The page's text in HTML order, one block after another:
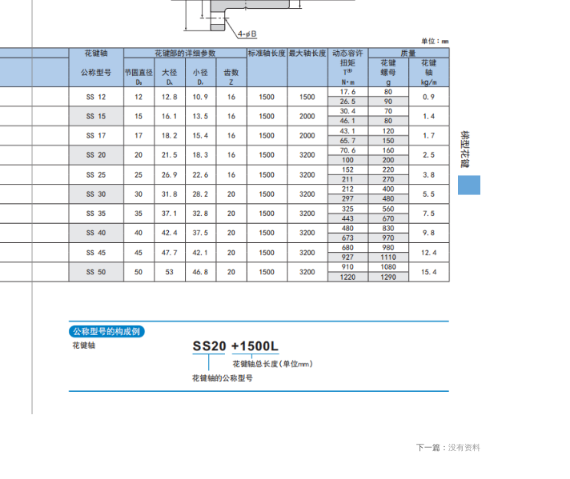
下一篇： 没有资料